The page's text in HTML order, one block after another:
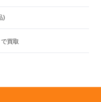
)
買取